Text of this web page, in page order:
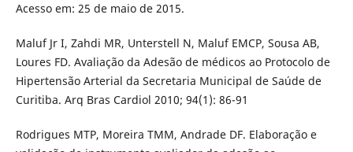
Acesso em: 25 de maio de 2015.
Maluf Jr I, Zahdi MR, Unterstell N, Maluf EMCP, Sousa AB,
Loures FD. Avaliação da Adesão de médicos ao Protocolo de
Hipertensão Arterial da Secretaria Municipal de Saúde de
Curitiba. Arq Bras Cardiol 2010; 94(1): 86-91
Rodrigues MTP, Moreira TMM, Andrade DF. Elaboração e